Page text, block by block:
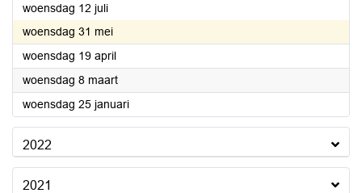
woensdag 12 juli2023
woensdag 31 mei2023
woensdag 19 april2023
woensdag 8 maart2023
woensdag 25 januari2023
2022
2021